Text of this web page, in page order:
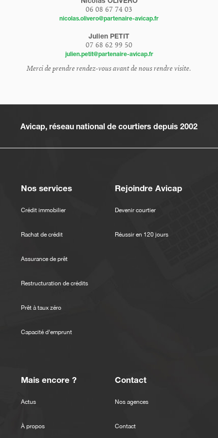
06 08 67 74 03
nicolas.olivero@partenaire-avicap.fr
Julien PETIT
07 68 62 99 50
julien.petit@partenaire-avicap.fr
Merci de prendre rendez-vous avant de nous rendre visite.
Avicap, réseau national de courtiers depuis 2002
Nos services
Crédit immobilier
Rachat de crédit
Assurance de prêt
Restructuration de crédits
Prêt à taux zéro
Capacité d'emprunt
Rejoindre Avicap
Devenir courtier
Réussir en 120 jours
Mais encore ?
Actus
À propos
Contact
Nos agences
Contact